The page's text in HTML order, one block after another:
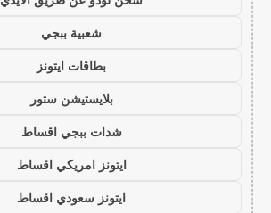
شعبية ببجي
بطاقات ايتونز
بلايستيشن ستور
شدات ببجي اقساط
ايتونز امريكي اقساط
ايتونز سعودي اقساط